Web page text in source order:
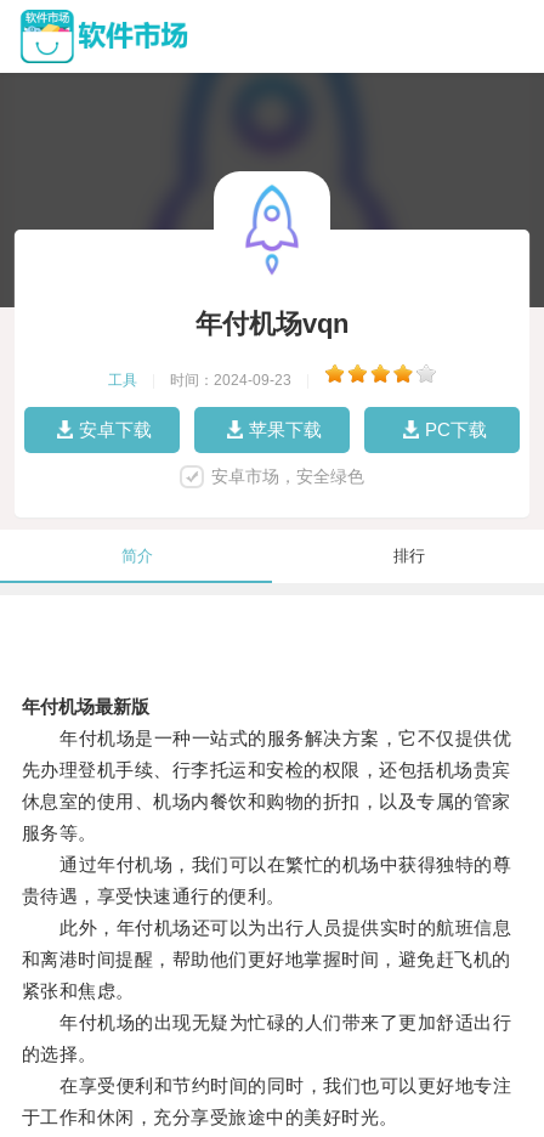
年付机场vqn
工具 时间：2024-09-23
安卓下载 苹果下载 PC下载
安卓市场，安全绿色
简介 排行
年付机场最新版
年付机场是一种一站式的服务解决方案，它不仅提供优
先办理登机手续、行李托运和安检的权限，还包括机场贵宾
休息室的使用、机场内餐饮和购物的折扣，以及专属的管家
服务等。
通过年付机场，我们可以在繁忙的机场中获得独特的尊
贵待遇，享受快速通行的便利。
此外，年付机场还可以为出行人员提供实时的航班信息
和离港时间提醒，帮助他们更好地掌握时间，避免赶飞机的
紧张和焦虑。
年付机场的出现无疑为忙碌的人们带来了更加舒适出行
的选择。
在享受便利和节约时间的同时，我们也可以更好地专注
于工作和休闲，充分享受旅途中的美好时光。